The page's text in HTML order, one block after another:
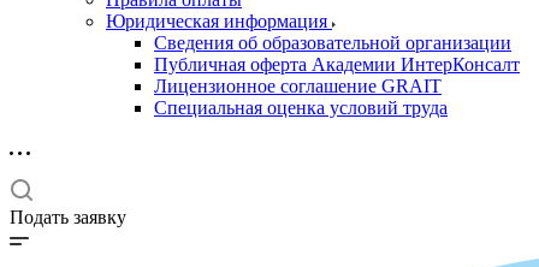
Юридическая информация
Сведения об образовательной организации
Публичная оферта Академии ИнтерКонсалт
Лицензионное соглашение GRAIT
Специальная оценка условий труда
Подать заявку